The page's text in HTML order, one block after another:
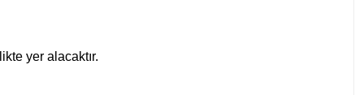
yer alacaktır.